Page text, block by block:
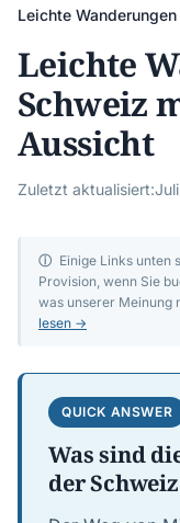
Leichte
Leichte
Schweiz
Aussicht
Zuletzt aktualisiert:
ⓘ Einige Links
Provision, wenn Sie
was unserer Meinung
lesen →
QUICK ANSWER
Was sind
der